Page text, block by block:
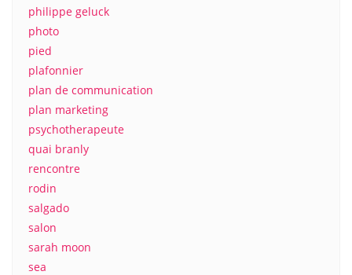
philippe geluck
photo
pied
plafonnier
plan de communication
plan marketing
psychotherapeute
quai branly
rencontre
rodin
salgado
salon
sarah moon
sea